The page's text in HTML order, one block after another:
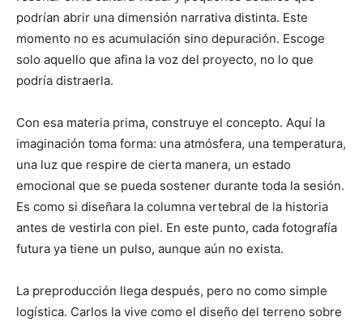
podrían abrir una dimensión narrativa distinta. Este
momento no es acumulación sino depuración. Escoge
solo aquello que afina la voz del proyecto, no lo que
podría distraerla.
Con esa materia prima, construye el concepto. Aquí la
imaginación toma forma: una atmósfera, una temperatura,
una luz que respire de cierta manera, un estado
emocional que se pueda sostener durante toda la sesión.
Es como si diseñara la columna vertebral de la historia
antes de vestirla con piel. En este punto, cada fotografía
futura ya tiene un pulso, aunque aún no exista.
La preproducción llega después, pero no como simple
logística. Carlos la vive como el diseño del terreno sobre